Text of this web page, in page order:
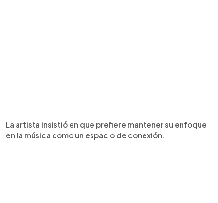
La artista insistió en que prefiere mantener su enfoque
en la música como un espacio de conexión.